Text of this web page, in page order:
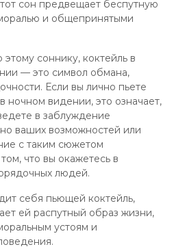
сон предвещает беспутную
и общепринятыми
этому соннику, коктейль в
— это символ обмана,
Если вы лично пьете
ночном видении, это означает,
в заблуждение
ваших возможностей или
с таким сюжетом
что вы окажетесь в
людей.
себя пьющей коктейль,
ей распутный образ жизни,
устоям и